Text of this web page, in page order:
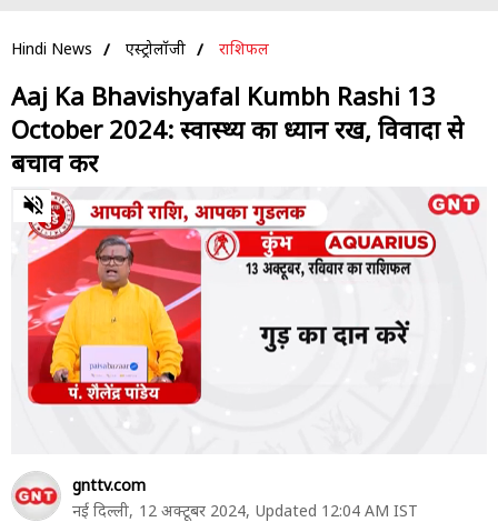
Hindi News एस्ट्रोलॉजी राशिफल
Aaj Ka Bhavishyafal Kumbh Rashi 13
October 2024: स्वास्थ्य का ध्यान रखें, विवादों से
बचाव करें
0
of
41
seconds
gnttv.com
नई दिल्ली, 12 अक्टूबर 2024, Updated 12:04 AM IST